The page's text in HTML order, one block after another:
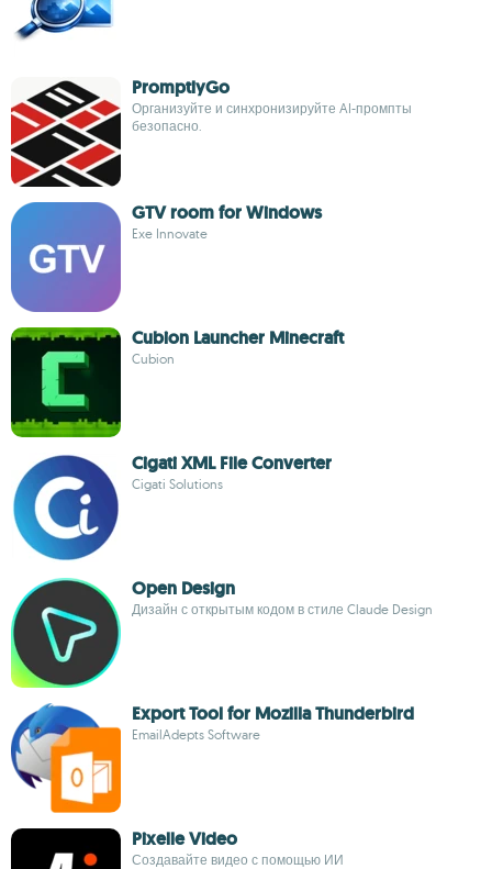
PromptlyGo
Организуйте и синхронизируйте AI-промпты
безопасно.
GTV room for Windows
Exe Innovate
Cubion Launcher Minecraft
Cubion
Cigati XML File Converter
Cigati Solutions
Open Design
Дизайн с открытым кодом в стиле Claude Design
Export Tool for Mozilla Thunderbird
EmailAdepts Software
Pixelle Video
Создавайте видео с помощью ИИ